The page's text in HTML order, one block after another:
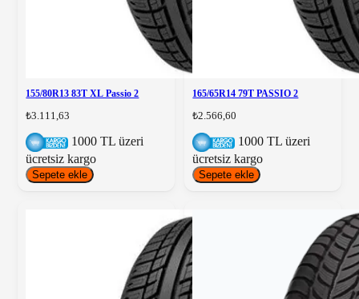
155/80R13 83T XL Passio 2
₺3.111,63
1000 TL üzeri
ücretsiz kargo
Sepete ekle
165/65R14 79T PASSIO 2
₺2.566,60
1000 TL üzeri
ücretsiz kargo
Sepete ekle